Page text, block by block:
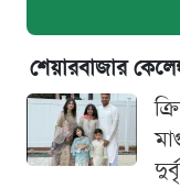
শেয়ারবাজার